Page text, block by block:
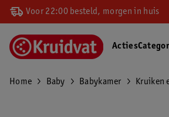
Voor 22:00 besteld, morgen in huis
Acties
Home Baby Babykamer Kruiken